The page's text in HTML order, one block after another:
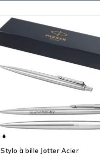
Stylo à bille Jotter Acier